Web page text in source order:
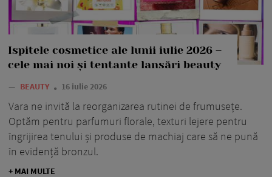
Ispitele cosmetice ale lunii iulie 2026 –
cele mai noi și tentante lansări beauty
— BEAUTY 16 iulie 2026
Vara ne invită la reorganizarea rutinei de frumusețe.
Optăm pentru parfumuri florale, texturi lejere pentru
îngrijirea tenului și produse de machiaj care să ne pună
în evidență bronzul.
+ MAI MULTE